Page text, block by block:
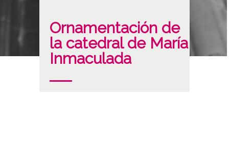
Ornamentación de
la catedral de María
Inmaculada